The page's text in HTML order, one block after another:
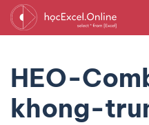
HEO-
khong-